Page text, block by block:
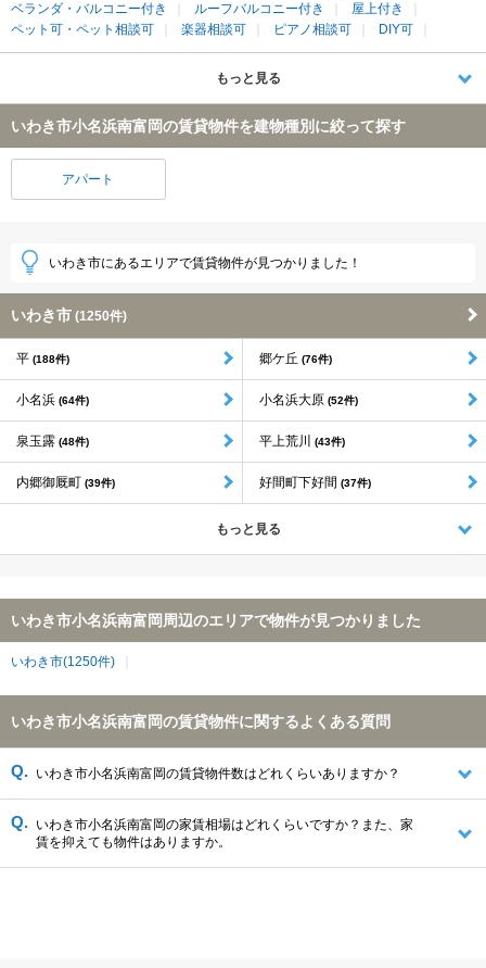
ベランダ・バルコニー付き
ルーフバルコニー付き
屋上付き
ペット可・ペット相談可
楽器相談可 ピアノ相談可 DIY可
もっと見る
いわき市小名浜南富岡の賃貸物件を建物種別に絞って探す
アパート
いわき市にあるエリアで賃貸物件が見つかりました！
いわき市 (1250件)
平 (188件) 郷ケ丘 (76件)
小名浜 (64件) 小名浜大原 (52件)
泉玉露 (48件) 平上荒川 (43件)
内郷御厩町 (39件) 好間町下好間 (37件)
もっと見る
いわき市小名浜南富岡周辺のエリアで物件が見つかりました
いわき市(1250件)
いわき市小名浜南富岡の賃貸物件に関するよくある質問
いわき市小名浜南富岡の賃貸物件数はどれくらいありますか？
いわき市小名浜南富岡の家賃相場はどれくらいですか？また、家
賃を抑えても物件はありますか。